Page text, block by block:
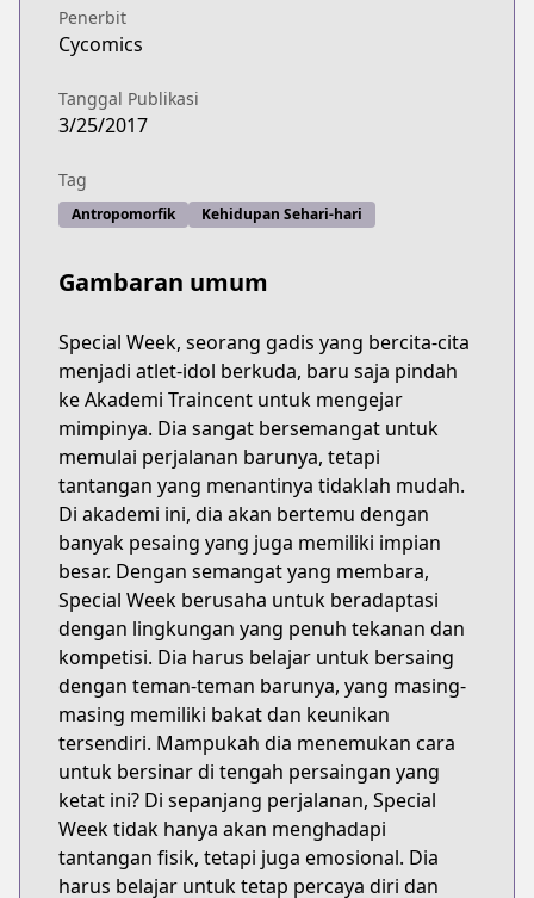
Penerbit
Cycomics
Tanggal Publikasi
3/25/2017
Tag
Antropomorfik Kehidupan Sehari-hari
Gambaran umum
Special Week, seorang gadis yang bercita-cita
menjadi atlet-idol berkuda, baru saja pindah
ke Akademi Traincent untuk mengejar
mimpinya. Dia sangat bersemangat untuk
memulai perjalanan barunya, tetapi
tantangan yang menantinya tidaklah mudah.
Di akademi ini, dia akan bertemu dengan
banyak pesaing yang juga memiliki impian
besar. Dengan semangat yang membara,
Special Week berusaha untuk beradaptasi
dengan lingkungan yang penuh tekanan dan
kompetisi. Dia harus belajar untuk bersaing
dengan teman-teman barunya, yang masing-
masing memiliki bakat dan keunikan
tersendiri. Mampukah dia menemukan cara
untuk bersinar di tengah persaingan yang
ketat ini? Di sepanjang perjalanan, Special
Week tidak hanya akan menghadapi
tantangan fisik, tetapi juga emosional. Dia
harus belajar untuk tetap percaya diri dan